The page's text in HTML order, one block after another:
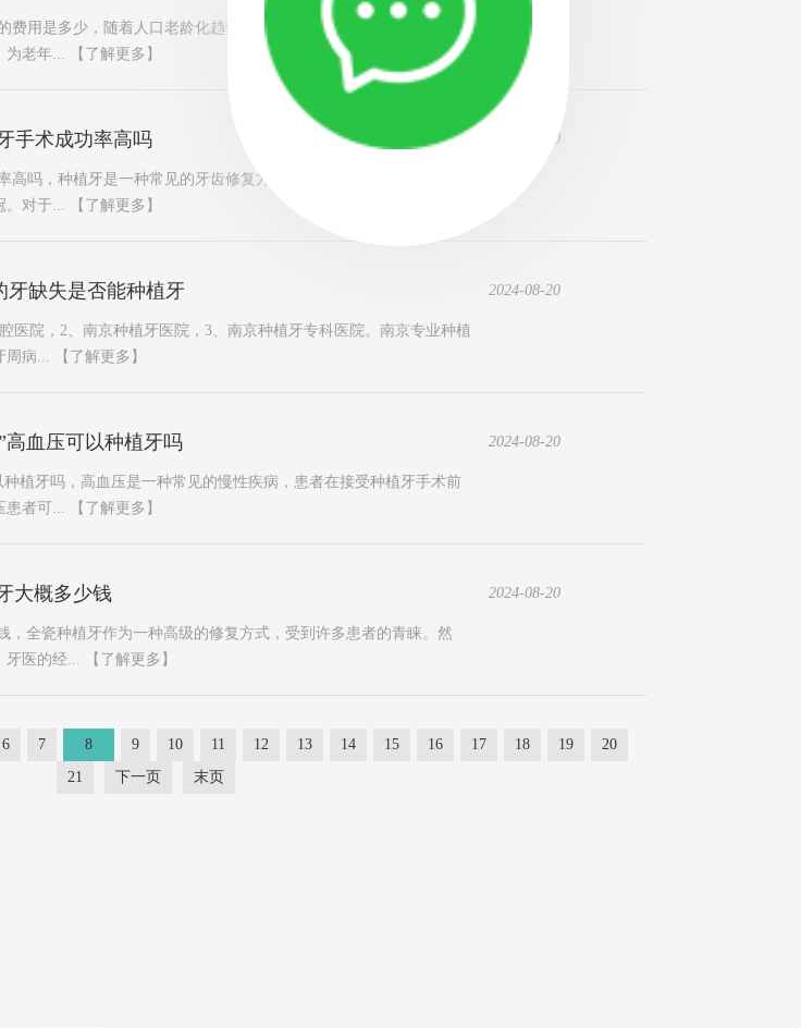
用是多少，随着人口老龄化趋势的加剧，老年人牙齿缺失的问题日
为老年...
【了解更多】
2024-08-20
手术成功率高吗
吗，种植牙是一种常见的牙齿修复方法，它通过在牙槽骨中植入人
。对于...
【了解更多】
2024-08-20
牙缺失是否能种植牙
医院，2、南京种植牙医院，3、南京种植牙专科医院。南京专业种植
周病...
【了解更多】
2024-08-20
高血压可以种植牙吗
植牙吗，高血压是一种常见的慢性疾病，患者在接受种植牙手术前
患者可...
【了解更多】
2024-08-20
大概多少钱
全瓷种植牙作为一种高级的修复方式，受到许多患者的青睐。然
牙医的经...
【了解更多】
6 7 8 9 10 11 12 13 14 15 16 17 18 19
20
21
下一页 末页